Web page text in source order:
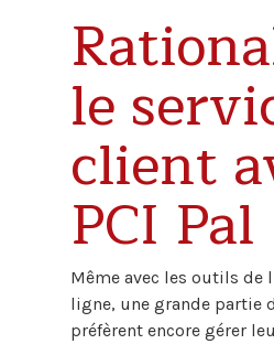
le
client
PCI Pal
Même avec les outils de
ligne, une grande partie
préfèrent encore gérer